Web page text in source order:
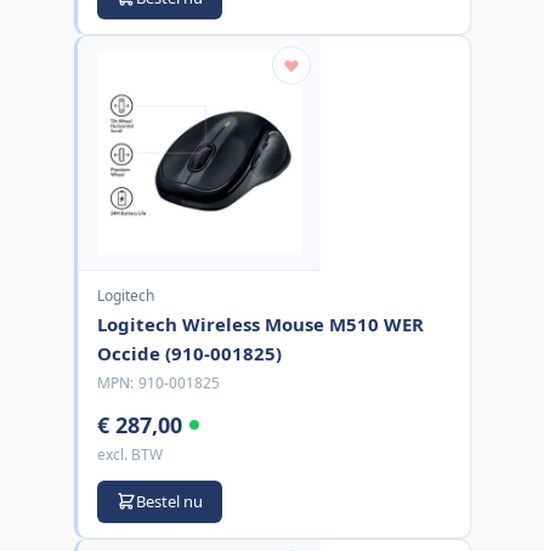
Logitech
Logitech Wireless Mouse M510 WER
Occide (910-001825)
MPN: 910-001825
€ 287,00
excl. BTW
Bestel nu